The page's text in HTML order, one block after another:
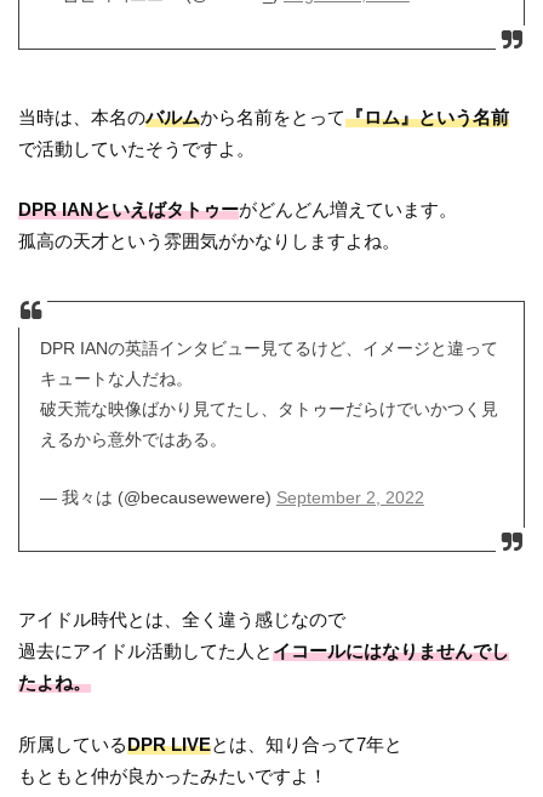
当時は、本名のバルムから名前をとって『ロム』という名前
で活動していたそうですよ。
DPR IANといえばタトゥーがどんどん増えています。
孤高の天才という雰囲気がかなりしますよね。
DPR IANの英語インタビュー見てるけど、イメージと違って
キュートな人だね。
破天荒な映像ばかり見てたし、タトゥーだらけでいかつく見
えるから意外ではある。
— 我々は (@becausewewere) September 2, 2022
アイドル時代とは、全く違う感じなので
過去にアイドル活動してた人とイコールにはなりませんでし
たよね。
所属しているDPR LIVEとは、知り合って7年と
もともと仲が良かったみたいですよ！